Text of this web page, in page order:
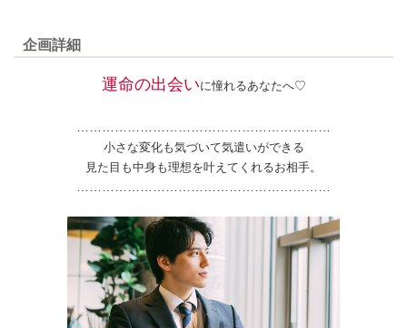
企画詳細
運命の出会いに憧れるあなたへ♡
小さな変化も気づいて気遣いができる
見た目も中身も理想を叶えてくれるお相手。